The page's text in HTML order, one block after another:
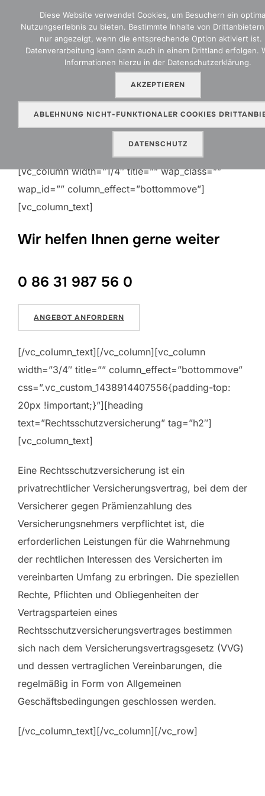
Inhalt
[vc_row extra_id=”coverage” wrap_class=”no”]
[vc_column width=”1/4″ title=”” wap_class=””
wap_id=”” column_effect=”bottommove”]
[vc_column_text]
Wir helfen Ihnen gerne weiter
0 86 31 987 56 0
ANGEBOT ANFORDERN
[/vc_column_text][/vc_column][vc_column
width=”3/4″ title=”” column_effect=”bottommove”
css=”.vc_custom_1438914407556{padding-top:
20px !important;}”][heading
text=”Rechtsschutzversicherung” tag=”h2″]
[vc_column_text]
Eine Rechtsschutzversicherung ist ein
privatrechtlicher Versicherungsvertrag, bei dem der
Versicherer gegen Prämienzahlung des
Versicherungsnehmers verpflichtet ist, die
erforderlichen Leistungen für die Wahrnehmung
der rechtlichen Interessen des Versicherten im
vereinbarten Umfang zu erbringen. Die speziellen
Rechte, Pflichten und Obliegenheiten der
Vertragsparteien eines
Rechtsschutzversicherungsvertrages bestimmen
sich nach dem Versicherungsvertragsgesetz (VVG)
und dessen vertraglichen Vereinbarungen, die
regelmäßig in Form von Allgemeinen
Geschäftsbedingungen geschlossen werden.
[/vc_column_text][/vc_column][/vc_row]
Diese Website verwendet Cookies, um Besuchern ein
Nutzungserlebnis zu bieten. Bestimmte Inhalte von
nur angezeigt, wenn die entsprechende Option aktiviert ist.
Datenverarbeitung kann dann auch in einem Drittland erfolgen.
Informationen hierzu in der Datenschutzerklärung.
AKZEPTIEREN
ABLEHNUNG NICHT-FUNKTIONALER COOKIES
DATENSCHUTZ